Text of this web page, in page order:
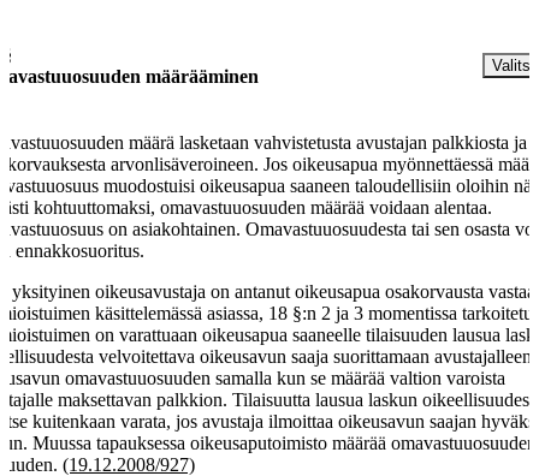
määrääminen
määrä lasketaan vahvistetusta avustajan palkkiosta ja
arvonlisäveroineen. Jos oikeusapua myönnettäessä
muodostuisi oikeusapua saaneen taloudellisiin oloihin
kohtuuttomaksi, omavastuuosuuden määrää voidaan alentaa.
on asiakohtainen. Omavastuuosuudesta tai sen osasta
ennakkosuoritus.
yksityinen oikeusavustaja on antanut oikeusapua osakorvausta
käsittelemässä asiassa, 18 §:n 2 ja 3 momentissa
on varattuaan oikeusapua saaneelle tilaisuuden lausua
velvoitettava oikeusavun saaja suorittamaan avustajalleen
omavastuuosuuden samalla kun se määrää valtion varoista
maksettavan palkkion. Tilaisuutta lausua laskun
kuitenkaan varata, jos avustaja ilmoittaa oikeusavun saajan
Muussa tapauksessa oikeusaputoimisto määrää omavastuuosuuden
(19.12.2008/927)